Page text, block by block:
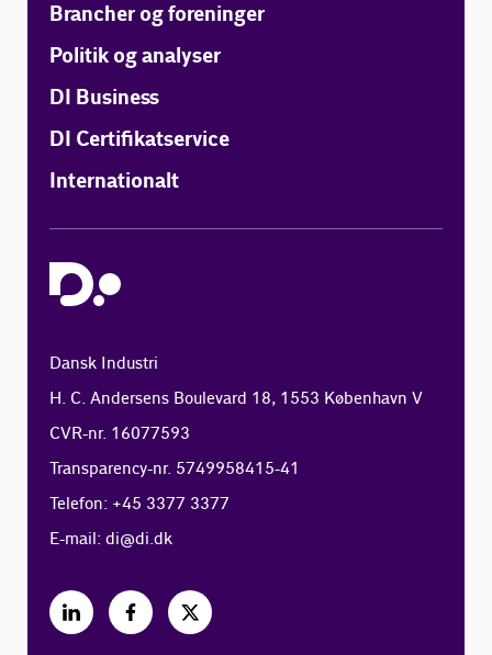
Brancher og foreninger
Politik og analyser
DI Business
DI Certifikatservice
Internationalt
Dansk Industri
H. C. Andersens Boulevard 18, 1553 København V
CVR-nr. 16077593
Transparency-nr. 5749958415-41
Telefon: +45 3377 3377
E-mail:di@di.dk